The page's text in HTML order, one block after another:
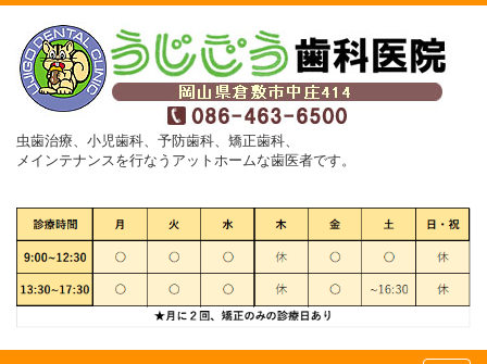
虫歯治療、小児歯科、予防歯科、矯正歯科、
メインテナンスを行なうアットホームな歯医者です。